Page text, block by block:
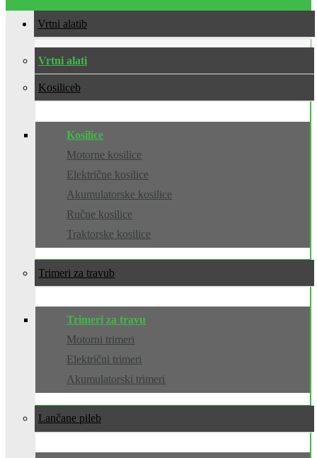
Vrtni alati
Vrtni alati
Kosilice
Kosilice
Motorne kosilice
Električne kosilice
Akumulatorske kosilice
Ručne kosilice
Traktorske kosilice
Trimeri za travu
Trimeri za travu
Motorni trimeri
Električni trimeri
Akumulatorski trimeri
Lančane pile